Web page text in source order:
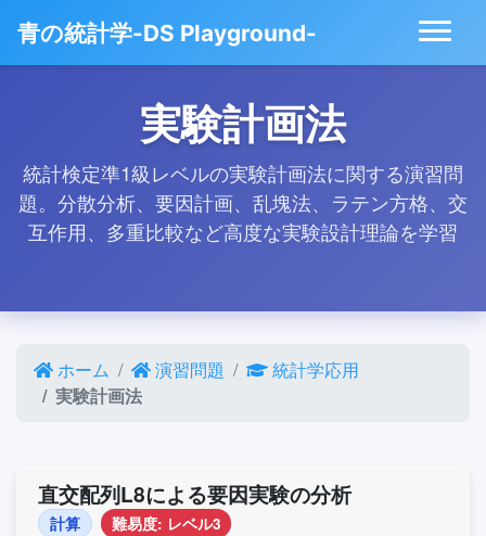
青の統計学-DS Playground-
実験計画法
統計検定準1級レベルの実験計画法に関する演習問
題。分散分析、要因計画、乱塊法、ラテン方格、交
互作用、多重比較など高度な実験設計理論を学習
ホーム 演習問題
統計学応用
実験計画法
直交配列L8による要因実験の分析
計算 難易度: レベル3